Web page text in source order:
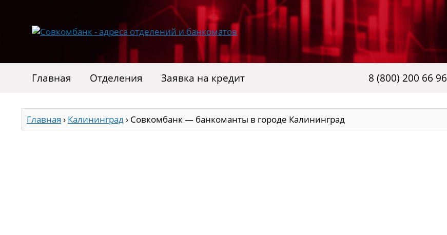
Главная Отделения Заявка на кредит 8 (800) 200 66 96
Главная › Калининград› Совкомбанк — банкоманты в городе Калининград